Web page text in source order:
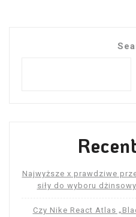
Najwyższe x prawdziwe
siły do ​​wyboru
Czy Nike React Atlas